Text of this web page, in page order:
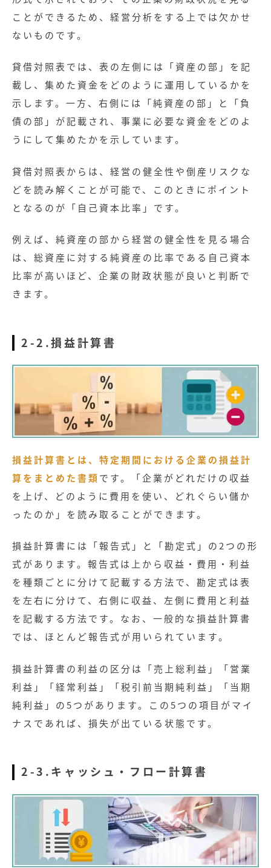
無料お役立ち資料
経営セミナー
ことができるため、経営分析をする上では欠かせ
ないものです。
貸借対照表では、表の左側には「資産の部」を記
載し、集めた資金をどのように運用しているかを
示します。一方、右側には「純資産の部」と「負
債の部」が記載され、事業に必要な資金をどのよ
うにして集めたかを示しています。
貸借対照表からは、経営の健全性や倒産リスクな
どを読み解くことが可能で、このときにポイント
となるのが「自己資本比率」です。
例えば、純資産の部から経営の健全性を見る場合
は、総資産に対する純資産の比率である自己資本
比率が高いほど、企業の財政状態が良いと判断で
きます。
2-2.損益計算書
損益計算書とは、特定期間における企業の損益計
算をまとめた書類です。「企業がどれだけの収益
を上げ、どのように費用を使い、どれぐらい儲か
ったのか」を読み取ることができます。
損益計算書には「報告式」と「勘定式」の2つの形
式があります。報告式は上から収益・費用・利益
を種類ごとに分けて記載する方法で、勘定式は表
を左右に分けて、右側に収益、左側に費用と利益
を記載する方法です。なお、一般的な損益計算書
では、ほとんど報告式が用いられています。
損益計算書の利益の区分は「売上総利益」「営業
利益」「経常利益」「税引前当期純利益」「当期
純利益」の5つがあります。この5つの項目がマイ
ナスであれば、損失が出ている状態です。
2-3.キャッシュ・フロー計算書